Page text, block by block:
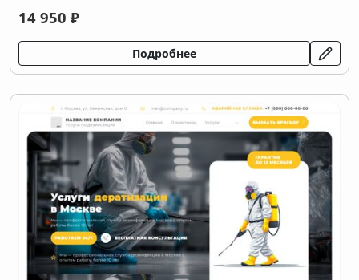
14 950 ₽
Подробнее